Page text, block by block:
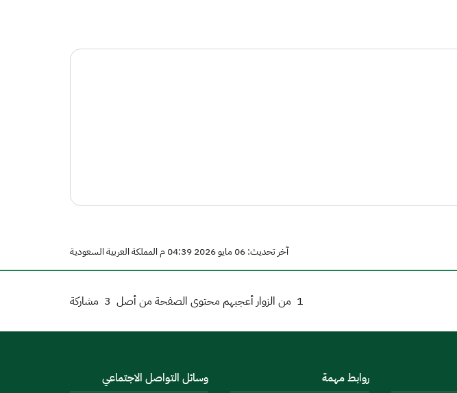
آخر تحديث: 06 مايو 2026 04:39 م المملكة العربية السعودية
1 من الزوار أعجبهم محتوى الصفحة من أصل 3 مشاركة
روابط مهمة وسائل التواصل الاجتماعي